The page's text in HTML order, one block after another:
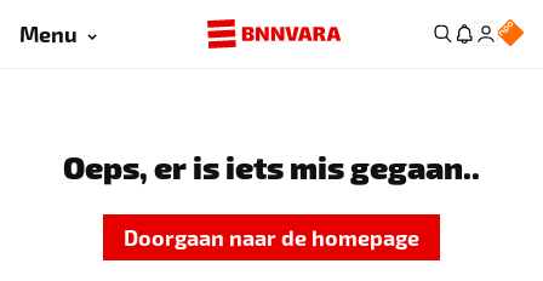
Menu
Oeps, er is iets mis gegaan..
Doorgaan naar de homepage